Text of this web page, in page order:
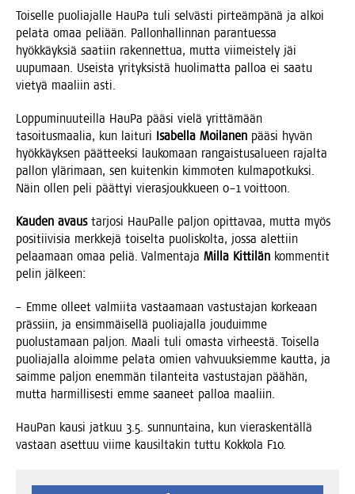
Toi­sel­le puo­lia­jal­le Hau­Pa tuli sel­väs­ti pir­teäm­pä­nä ja alkoi
pela­ta omaa peli­ään. Pal­lon­hal­lin­nan paran­tues­sa
hyök­käyk­siä saa­tiin raken­net­tua, mut­ta vii­meis­te­ly jäi
uupu­maan. Useis­ta yri­tyk­sis­tä huo­li­mat­ta pal­loa ei saa­tu
vie­tyä maa­liin asti.
Lop­pu­mi­nuu­teil­la Hau­Pa pää­si vie­lä yrit­tä­mään
tasoi­tus­maa­lia, kun lai­tu­ri Isa­bel­la Moi­la­nen pää­si hyvän
hyök­käyk­sen päät­teek­si lau­ko­maan ran­gais­tusa­lu­een rajal­ta
pal­lon ylä­ri­maan, sen kui­ten­kin kim­mo­ten kul­ma­pot­kuk­si.
Näin ollen peli päät­tyi vie­ras­jouk­ku­een 0–1 voittoon.
Kau­den avaustar­jo­si Hau­Pal­le pal­jon opit­ta­vaa, mut­ta myös
posi­tii­vi­sia merk­ke­jä toi­sel­ta puo­lis­kol­ta, jos­sa alet­tiin
pelaa­maan omaa peliä. Val­men­ta­ja Mil­la Kit­ti­län kom­men­tit
pelin jälkeen:
– Emme olleet val­mii­ta vas­taa­maan vas­tus­ta­jan kor­ke­aan
präs­siin, ja ensim­mäi­sel­lä puo­lia­jal­la jou­duim­me
puo­lus­ta­maan pal­jon. Maa­li tuli omas­ta vir­hees­tä. Toi­sel­la
puo­lia­jal­la aloim­me pela­ta omien vah­vuuk­siem­me kaut­ta, ja
saim­me pal­jon enem­män tilan­tei­ta vas­tus­ta­jan pää­hän,
mut­ta har­mil­li­ses­ti emme saa­neet pal­loa maaliin.
Hau­Pan kausi jat­kuu 3.5. sun­nun­tai­na, kun vie­ras­ken­täl­lä
vas­taan aset­tuu vii­me kausil­ta­kin tut­tu Kok­ko­la F10.